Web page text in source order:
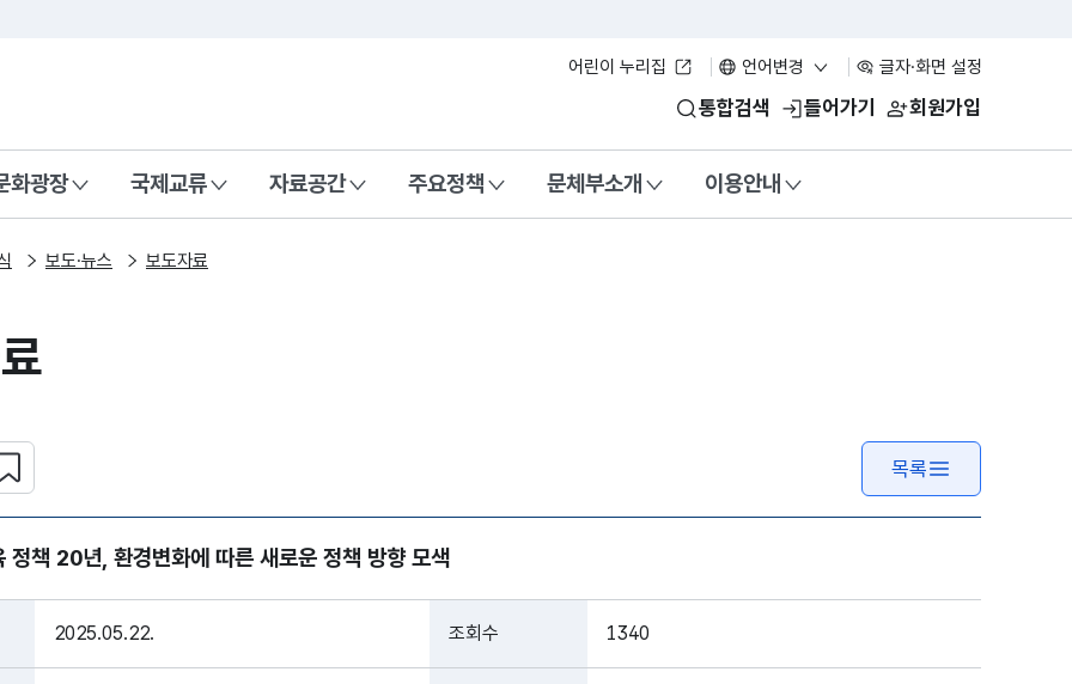
어린이 누리집 언어변경 글자·화면 설정
나라, 함께 행복한 대한민국 통합검색 들어가기 회원가입
화광장 국제교류 자료공간 주요정책 문체부소개 이용안내
보도·뉴스 보도자료
심 콘텐츠 설정하기
목록
정책 20년, 환경변화에 따른 새로운 정책 방향 모색
2025.05.22. 조회수 1340